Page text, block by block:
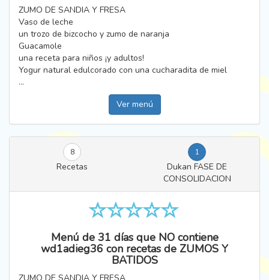
ZUMO DE SANDIA Y FRESA
Vaso de leche
un trozo de bizcocho y zumo de naranja
Guacamole
una receta para niños ¡y adultos!
Yogur natural edulcorado con una cucharadita de miel
...
Ver menú
8 1
Recetas
Dukan FASE DE
CONSOLIDACION
Menú de 31 días que NO contiene
wd1adieg36 con recetas de ZUMOS Y
BATIDOS